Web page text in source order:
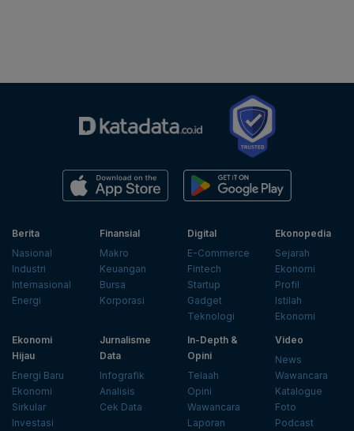
Berita
Nasional
Industri
Internasional
Energi
Finansial
Makro
Keuangan
Bursa
Korporasi
Digital
E-Commerce
Fintech
Startup
Gadget
Teknologi
Ekonopedia
Sejarah
Ekonomi
Profil
Istilah
Ekonomi
Ekonomi
Hijau
Energi Baru
Ekonomi
Sirkular
Investasi
Jurnalisme
Data
Infografik
Analisis
Cek Data
In-Depth &
Opini
Telaah
Opini
Wawancara
Laporan
Video
News
Wawancara
Katalogue
Foto
Podcast